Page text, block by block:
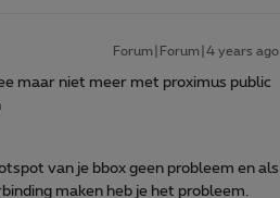
Forum|Forum|4 years ago
maar niet meer met proximus public
van je bbox geen probleem en als
maken heb je het probleem.